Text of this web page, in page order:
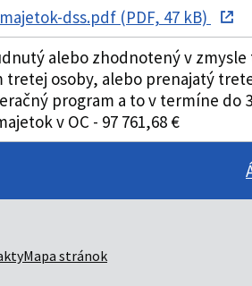
dss.pdf (PDF, 47 kB)
alebo zhodnotený v
osoby, alebo prenajatý
program a to v termíne do
v OC - 97 761,68 €
Mapa stránok